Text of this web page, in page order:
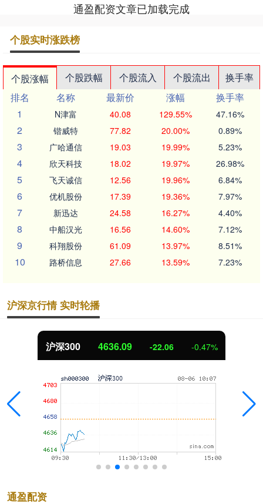
通盈配资文章已加载完成
个股实时涨跌榜
个股涨幅 个股跌幅 个股流入 个股流出
换手率
排名
名称 最新价 涨幅
换手率
1
N津富 40.08 129.55% 47.16%
2 锴威特 77.82 20.00% 0.89%
3 广哈通信 19.03 19.99% 5.23%
4 欣天科技 18.02 19.97% 26.98%
5 飞天诚信 12.56 19.96% 6.84%
6 优机股份 17.39 19.36% 7.97%
7 新迅达 24.58 16.27% 4.40%
8 中船汉光 16.56 14.60% 7.12%
9 科翔股份 61.09 13.97% 8.51%
10 路桥信息 27.66 13.59% 7.23%
沪深京行情 实时轮播
沪深300 4636.09 -22.06 -0.47%
通盈配资